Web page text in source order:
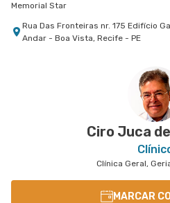
Memorial Star
Rua Das Fronteiras nr. 175 Edifício
Andar - Boa Vista, Recife - PE
Ciro Juca
Clínica Geral,
MARCAR